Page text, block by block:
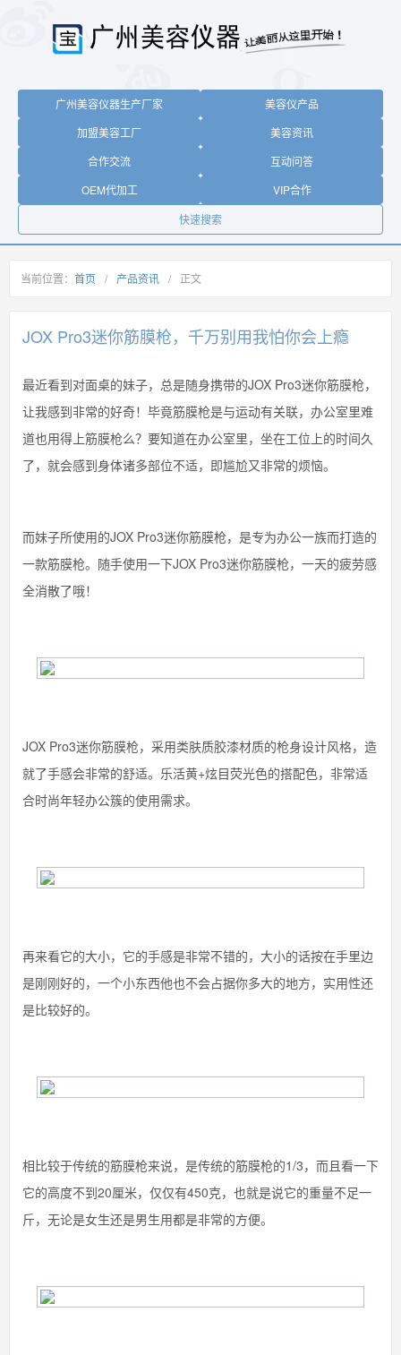
广州美容仪器生产厂家
美容仪产品
加盟美容工厂
美容资讯
合作交流
互动问答
OEM代加工
VIP合作
快速搜索
当前位置： 首页 / 产品资讯 / 正文
JOX Pro3迷你筋膜枪，千万别用我怕你会上瘾
最近看到对面桌的妹子，总是随身携带的JOX Pro3迷你筋膜枪，
让我感到非常的好奇！毕竟筋膜枪是与运动有关联，办公室里难
道也用得上筋膜枪么？要知道在办公室里，坐在工位上的时间久
了，就会感到身体诸多部位不适，即尴尬又非常的烦恼。
而妹子所使用的JOX Pro3迷你筋膜枪，是专为办公一族而打造的
一款筋膜枪。随手使用一下JOX Pro3迷你筋膜枪，一天的疲劳感
全消散了哦！
JOX Pro3迷你筋膜枪，采用类肤质胶漆材质的枪身设计风格，造
就了手感会非常的舒适。乐活黄+炫目荧光色的搭配色，非常适
合时尚年轻办公簇的使用需求。
再来看它的大小，它的手感是非常不错的，大小的话按在手里边
是刚刚好的，一个小东西他也不会占据你多大的地方，实用性还
是比较好的。
相比较于传统的筋膜枪来说，是传统的筋膜枪的1/3，而且看一下
它的高度不到20厘米，仅仅有450克，也就是说它的重量不足一
斤，无论是女生还是男生用都是非常的方便。